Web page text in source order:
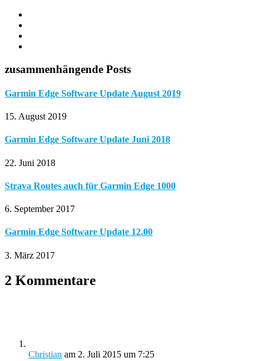
zusammenhängende Posts
Garmin Edge Software Update August 2019
15. August 2019
Garmin Edge Software Update Juni 2018
22. Juni 2018
Strava Routes auch für Garmin Edge 1000
6. September 2017
Garmin Edge Software Update 12.00
3. März 2017
2 Kommentare
Christian am 2. Juli 2015 um 7:25